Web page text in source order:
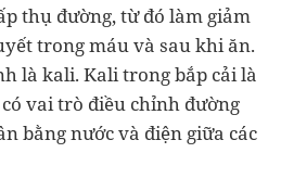
thụ đường, từ đó làm giảm
trong máu và sau khi ăn.
là kali. Kali trong bắp cải là
vai trò điều chỉnh đường
bằng nước và điện giữa các